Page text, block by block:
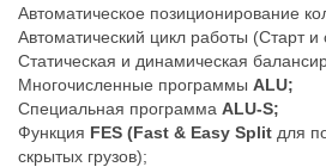
Автоматическое позиционирование
Автоматический цикл работы (Старт и
Статическая и динамическая
Многочисленные программы ALU;
Специальная программа ALU-S;
Функция FES (Fast & Easy Split для
скрытых грузов);